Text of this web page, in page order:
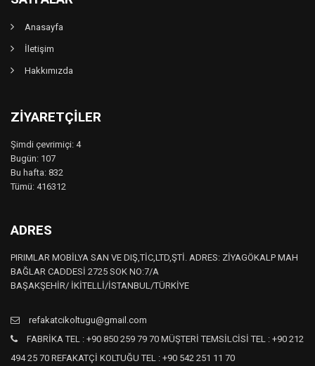
Anasayfa
İletişim
Hakkımızda
ZIYARETÇILER
Şimdi çevrimiçi: 4
Bugün: 107
Bu hafta: 832
Tümü: 416312
ADRES
PIRIMLAR MOBİLYA SAN VE DIŞ,TİC,LTD,ŞTİ. ADRES: ZİYAGÖKALP MAH
BAĞLAR CADDESİ 2725 SOK NO:7/A
BAŞAKŞEHİR/ İKİTELLİ/İSTANBUL/TÜRKİYE
refakatcikoltugu@gmail.com
FABRİKA TEL : +90 850 259 79 70 MÜŞTERİ TEMSİLCİSİ TEL : +90 212
494 25 70 REFAKATÇİ KOLTUĞU TEL : +90 542 251 11 70